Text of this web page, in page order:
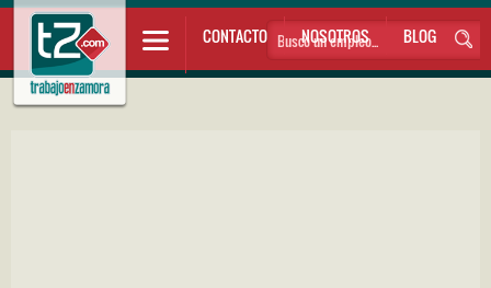
CONTACTO NOSOTROS BLOG